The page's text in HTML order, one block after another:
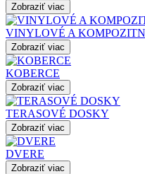
Zobraziť viac
VINYLOVÉ A
Zobraziť viac
KOBERCE
Zobraziť viac
TERASOVÉ DOSKY
Zobraziť viac
DVERE
Zobraziť viac